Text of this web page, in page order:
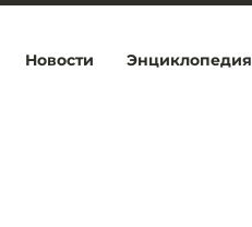
Новости Энциклопедия